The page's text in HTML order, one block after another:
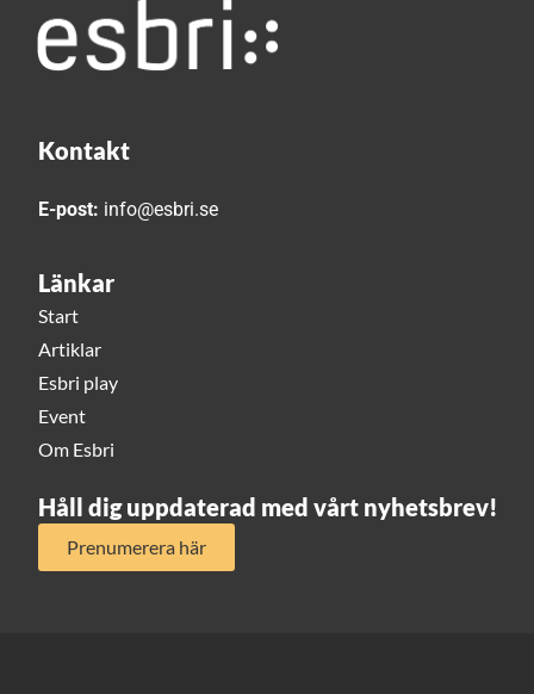
Kontakt
E-post: info@esbri.se
Länkar
Start
Artiklar
Esbri play
Event
Om Esbri
Håll dig uppdaterad med vårt nyhetsbrev!
Prenumerera här